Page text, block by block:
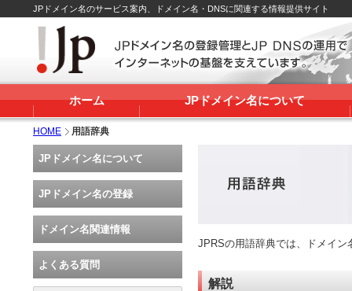
JPドメイン名のサービス案内、ドメイン名・DNSに関連する情報提供サイト
ホーム JPドメイン名について
HOME 用語辞典
JPRSの用語辞典では、ドメイ
解説
JPドメイン名について
JPドメイン名の登録
ドメイン名関連情報
よくある質問